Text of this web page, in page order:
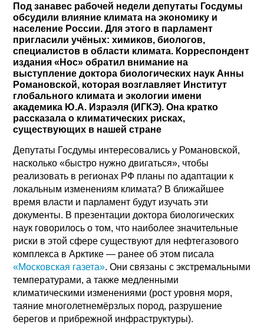
Под занавес рабочей недели депутаты Госдумы
обсудили влияние климата на экономику и
население России. Для этого в парламент
пригласили учёных: химиков, биологов,
специалистов в области климата. Корреспондент
издания «Нос» обратил внимание на
выступление доктора биологических наук Анны
Романовской, которая возглавляет Институт
глобального климата и экологии имени
академика Ю.А. Израэля (ИГКЭ). Она кратко
рассказала о климатических рисках,
существующих в нашей стране
Депутаты Госдумы интересовались у Романовской,
насколько «быстро нужно двигаться», чтобы
реализовать в регионах РФ планы по адаптации к
локальным изменениям климата? В ближайшее
время власти и парламент будут изучать эти
документы. В презентации доктора биологических
наук говорилось о том, что наиболее значительные
риски в этой сфере существуют для нефтегазового
комплекса в Арктике — ранее об этом писала
«Московская газета». Они связаны с экстремальными
температурами, а также медленными
климатическими изменениями (рост уровня моря,
таяние многолетнемёрзлых пород, разрушение
берегов и прибрежной инфраструктуры).